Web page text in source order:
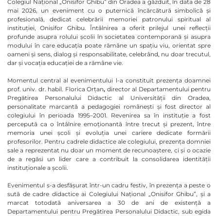
Colegiul Național „Onisifor Ghibu” din Oradea a găzduit, în data de 28
mai 2026, un eveniment cu o puternică încărcătură simbolică și
profesională, dedicat celebrării memoriei patronului spiritual al
instituției, Onisifor Ghibu. Întâlnirea a oferit prilejul unei reflecții
profunde asupra rolului școlii în societatea contemporană și asupra
modului în care educația poate rămâne un spațiu viu, orientat spre
oameni și sens, dialog și responsabilitate, celebrând, nu doar trecutul,
dar și vocația educației de a rămâne vie.
Momentul central al evenimentului l-a constituit prezența doamnei
prof. univ. dr. habil. Florica Orțan, director al Departamentului pentru
Pregătirea Personalului Didactic al Universității din Oradea,
personalitate marcantă a pedagogiei românești și fost director al
colegiului în perioada 1995–2001. Revenirea sa în instituție a fost
percepută ca o întâlnire emoționantă între trecut și prezent, între
memoria unei școli și evoluția unei cariere dedicate formării
profesorilor. Pentru cadrele didactice ale colegiului, prezența domniei
sale a reprezentat nu doar un moment de recunoaștere, ci și o ocazie
de a regăsi un lider care a contribuit la consolidarea identității
instituționale a școlii.
Evenimentul s-a desfășurat într-un cadru festiv, în prezența a peste o
sută de cadre didactice ai Colegiului Național „Onisifor Ghibu”, și a
marcat totodată aniversarea a 30 de ani de existență a
Departamentului pentru Pregătirea Personalului Didactic, sub egida